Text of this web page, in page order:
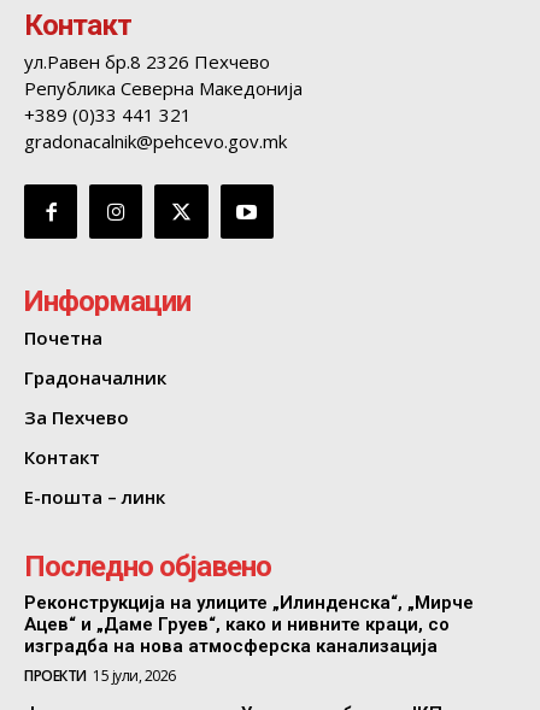
Контакт
ул.Равен бр.8 2326 Пехчево
Република Северна Македонија
+389 (0)33 441 321
gradonacalnik@pehcevo.gov.mk
Информации
Почетна
Градоначалник
За Пехчево
Контакт
Е-пошта – линк
Последно објавено
Реконструкција на улиците „Илинденска“, „Мирче
Ацев“ и „Даме Груев“, како и нивните краци, со
изградба на нова атмосферска канализација
ПРОЕКТИ 15 јули, 2026